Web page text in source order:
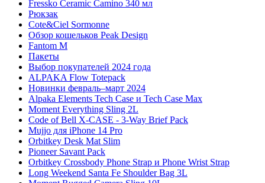
Fressko Ceramic Camino 340 мл
Рюкзак
Cote&Ciel Sormonne
Обзор кошельков Peak Design
Fantom M
Пакеты
Выбор покупателей 2024 года
ALPAKA Flow Totepack
Новинки февраль–март 2024
Alpaka Elements Tech Case и Tech Case Max
Moment Everything Sling 2L
Code of Bell X-CASE - 3-Way Brief Pack
Mujjo для iPhone 14 Pro
Orbitkey Desk Mat Slim
Pioneer Savant Pack
Orbitkey Crossbody Phone Strap и Phone Wrist Strap
Long Weekend Santa Fe Shoulder Bag 3L